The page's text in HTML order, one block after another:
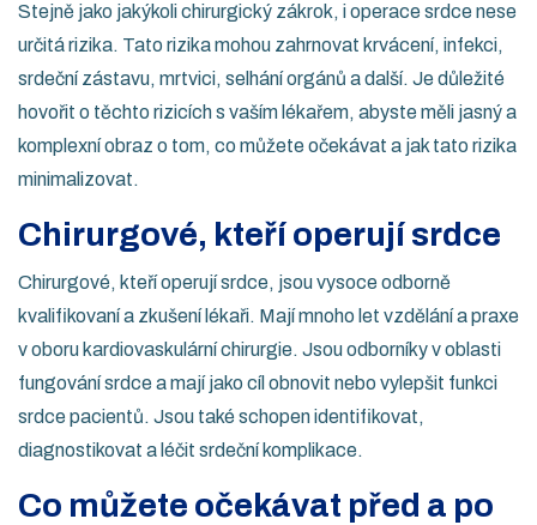
Stejně jako jakýkoli chirurgický zákrok, i operace srdce nese
určitá rizika. Tato rizika mohou zahrnovat krvácení, infekci,
srdeční zástavu, mrtvici, selhání orgánů a další. Je důležité
hovořit o těchto rizicích s vaším lékařem, abyste měli jasný a
komplexní obraz o tom, co můžete očekávat a jak tato rizika
minimalizovat.
Chirurgové, kteří operují srdce
Chirurgové, kteří operují srdce, jsou vysoce odborně
kvalifikovaní a zkušení lékaři. Mají mnoho let vzdělání a praxe
v oboru kardiovaskulární chirurgie. Jsou odborníky v oblasti
fungování srdce a mají jako cíl obnovit nebo vylepšit funkci
srdce pacientů. Jsou také schopen identifikovat,
diagnostikovat a léčit srdeční komplikace.
Co můžete očekávat před a po